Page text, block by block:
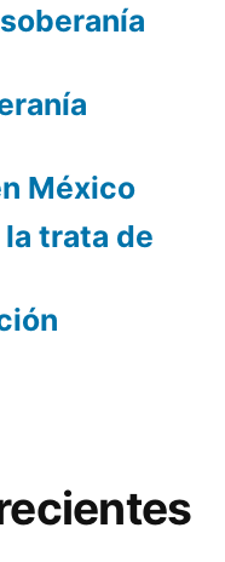
México
trata de